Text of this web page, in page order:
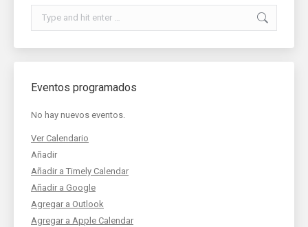
Search:
Eventos programados
No hay nuevos eventos.
Ver Calendario
Añadir
Añadir a Timely Calendar
Añadir a Google
Agregar a Outlook
Agregar a Apple Calendar